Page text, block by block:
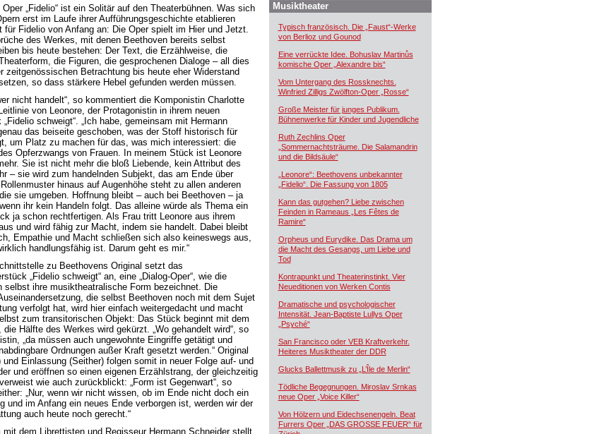
Oper „Fidelio“ ist ein Solitär auf den Theaterbühnen. Was sich
erst im Laufe ihrer Aufführungsgeschichte etablieren
für Fidelio von Anfang an: Die Oper spielt im Hier und Jetzt.
des Werkes, mit denen Beethoven bereits selbst
bis heute bestehen: Der Text, die Erzählweise, die
die Figuren, die gesprochenen Dialoge – all dies
zeitgenössischen Betrachtung bis heute eher Widerstand
so dass stärkere Hebel gefunden werden müssen.
nicht handelt“, so kommentiert die Komponistin Charlotte
von Leonore, der Protagonistin in ihrem neuen
„Fidelio schweigt“. „Ich habe, gemeinsam mit Hermann
das beiseite geschoben, was der Stoff historisch für
um Platz zu machen für das, was mich interessiert: die
Opferzwangs von Frauen. In meinem Stück ist Leonore
Sie ist nicht mehr die bloß Liebende, kein Attribut des
– sie wird zum handelnden Subjekt, das am Ende über
hinaus auf Augenhöhe steht zu allen anderen
sie umgeben. Hoffnung bleibt – auch bei Beethoven – ja
ihr kein Handeln folgt. Das alleine würde als Thema ein
ja schon rechtfertigen. Als Frau tritt Leonore aus ihrem
und wird fähig zur Macht, indem sie handelt. Dabei bleibt
Empathie und Macht schließen sich also keineswegs aus,
handlungsfähig ist. Darum geht es mir.“
zu Beethovens Original setzt das
„Fidelio schweigt“ an, eine „Dialog-Oper“, wie die
selbst ihre musiktheatralische Form bezeichnet. Die
die selbst Beethoven noch mit dem Sujet
verfolgt hat, wird hier einfach weitergedacht und macht
zum transitorischen Objekt: Das Stück beginnt mit dem
die Hälfte des Werkes wird gekürzt. „Wo gehandelt wird“, so
„da müssen auch ungewohnte Eingriffe getätigt und
Ordnungen außer Kraft gesetzt werden.“ Original
und Einlassung (Seither) folgen somit in neuer Folge auf- und
und eröffnen so einen eigenen Erzählstrang, der gleichzeitig
wie auch zurückblickt: „Form ist Gegenwart“, so
„Nur, wenn wir nicht wissen, ob im Ende nicht doch ein
und im Anfang ein neues Ende verborgen ist, werden wir der
auch heute noch gerecht.“
mit dem Librettisten und Regisseur Hermann Schneider stellt
Musiktheater
Typisch französisch. Die „Faust“-Werke
von Berlioz und Gounod
Eine verrückte Idee. Bohuslav Martinůs
komische Oper „Alexandre bis“
Vom Untergang des Rossknechts.
Winfried Zilligs Zwölfton-Oper „Rosse“
Große Meister für junges Publikum.
Bühnenwerke für Kinder und Jugendliche
Ruth Zechlins Oper
„Sommernachtsträume. Die Salamandrin
und die Bildsäule“
„Leonore“: Beethovens unbekannter
„Fidelio“. Die Fassung von 1805
Kann das gutgehen? Liebe zwischen
Feinden in Rameaus „Les Fêtes de
Ramire“
Orpheus und Eurydike. Das Drama um
die Macht des Gesangs, um Liebe und
Tod
Kontrapunkt und Theaterinstinkt. Vier
Neueditionen von Werken Contis
Dramatische und psychologischer
Intensität. Jean-Baptiste Lullys Oper
„Psyché“
San Francisco oder VEB Kraftverkehr.
Heiteres Musiktheater der DDR
Glucks Ballettmusik zu „L’Île de Merlin“
Tödliche Begegnungen. Miroslav Srnkas
neue Oper „Voice Killer“
Von Hölzern und Eidechsenengeln. Beat
Furrers Oper „DAS GROSSE FEUER“ für